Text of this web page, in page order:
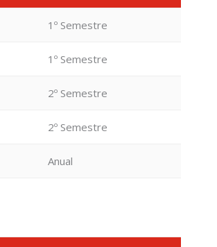
1º Semestre
1º Semestre
2º Semestre
2º Semestre
Anual